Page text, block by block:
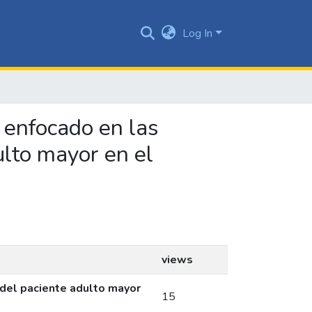
Log In
en las
mayor en el
views
paciente adulto mayor
15